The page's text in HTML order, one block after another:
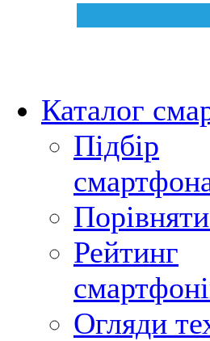
Каталог
Підбір
Рейтинг
Огляди